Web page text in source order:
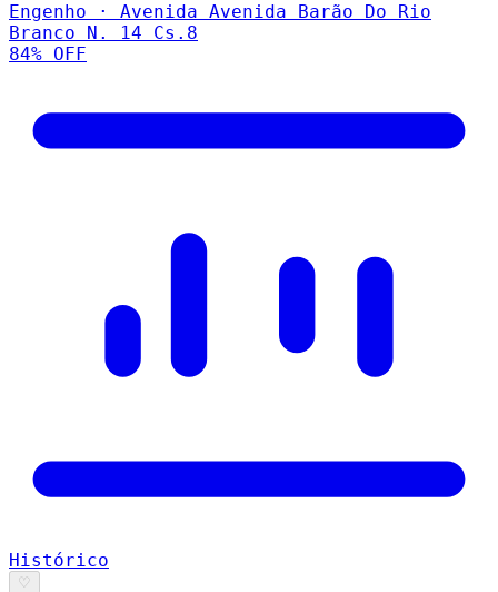
Engenho · Avenida Avenida Barão Do Rio
Branco N. 14 Cs.8
84% OFF
Histórico
♡